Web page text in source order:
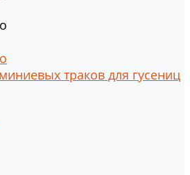
траков для гусениц